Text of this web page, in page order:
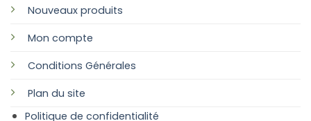
Nouveaux produits
Mon compte
Conditions Générales
Plan du site
Politique de confidentialité